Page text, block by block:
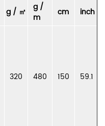
g / ㎡
g /
m
cm inch
320 480 150 59.1